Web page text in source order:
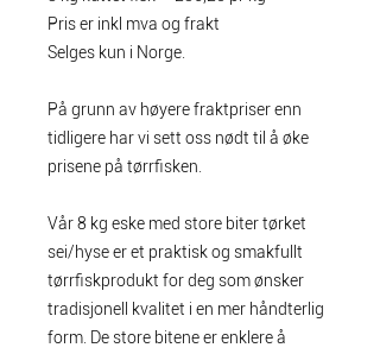
Pris er inkl mva og frakt
Selges kun i Norge.
På grunn av høyere fraktpriser enn
tidligere har vi sett oss nødt til å øke
prisene på tørrfisken.
Vår 8 kg eske med store biter tørket
sei/hyse er et praktisk og smakfullt
tørrfiskprodukt for deg som ønsker
tradisjonell kvalitet i en mer håndterlig
form. De store bitene er enklere å